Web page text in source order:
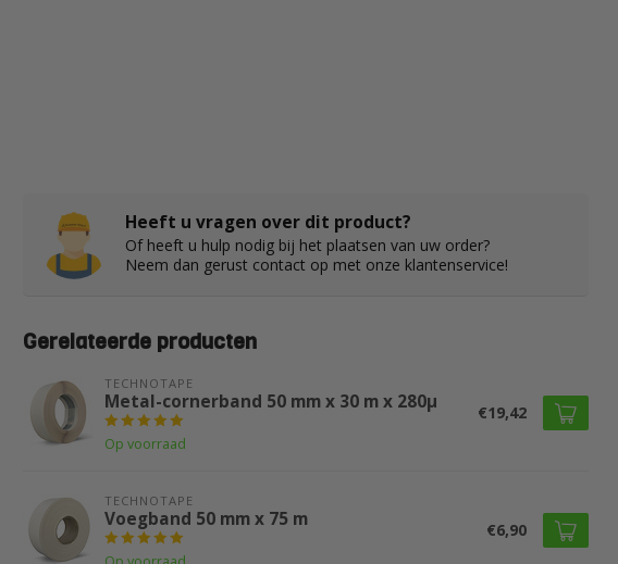
Heeft u vragen over dit product?
Of heeft u hulp nodig bij het plaatsen van uw order?
Neem dan gerust contact op met onze klantenservice!
Gerelateerde producten
TECHNOTAPE
Metal-cornerband 50 mm x 30 m x 280µ
Op voorraad
€19,42
TECHNOTAPE
Voegband 50 mm x 75 m €6,90